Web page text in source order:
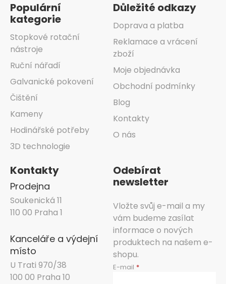
Populární
kategorie
Stopkové rotační
nástroje
Ruční nářadí
Galvanické pokovení
Čištění
Kameny
Hodinářské potřeby
3D technologie
Důležité odkazy
Doprava a platba
Reklamace a vrácení
zboží
Moje objednávka
Obchodní podmínky
Blog
Kontakty
O nás
Kontakty
Prodejna
Soukenická 11
110 00 Praha 1
Kanceláře a výdejní
místo
U Trati 970/38
100 00 Praha 10
Odebírat
newsletter
Vložte svůj e-mail a my
vám budeme zasílat
informace o nových
produktech na našem e-
shopu.
E-mail